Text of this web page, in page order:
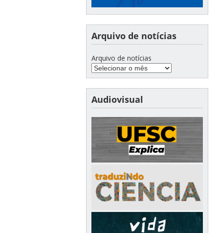
Arquivo de notícias
Arquivo de notícias
Audiovisual